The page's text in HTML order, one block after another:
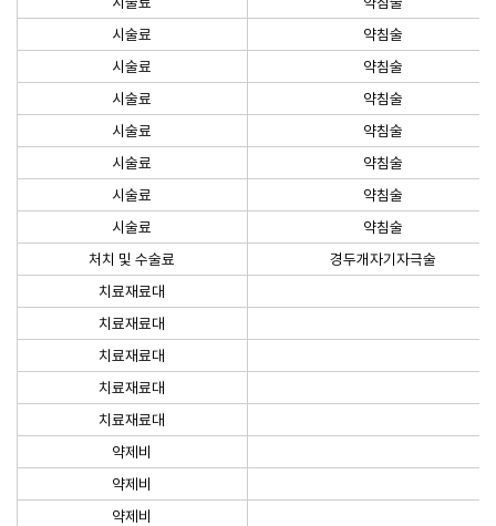
시술료
약침술
시술료
약침술
시술료
약침술
시술료
약침술
시술료
약침술
시술료
약침술
시술료
약침술
처치 및 수술료
경두개자기자극술
치료재료대
치료재료대
치료재료대
치료재료대
치료재료대
약제비
약제비
약제비